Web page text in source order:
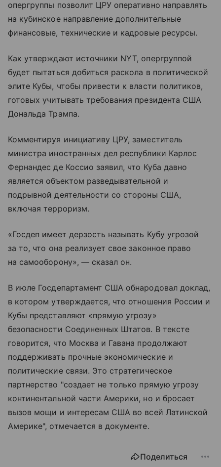
опергруппы позволит ЦРУ оперативно направлять
на кубинское направление дополнительные
финансовые, технические и кадровые ресурсы.
Как утверждают источники NYT, опергруппой
будет пытаться добиться раскола в политической
элите Кубы, чтобы привести к власти политиков,
готовых учитывать требования президента США
Дональда Трампа.
Комментируя инициативу ЦРУ, заместитель
министра иностранных дел республики Карлос
Фернандес де Коссио заявил, что Куба давно
является объектом разведывательной и
подрывной деятельности со стороны США,
включая терроризм.
«Госдеп имеет дерзость называть Кубу угрозой
за то, что она реализует свое законное право
на самооборону», — сказал он.
В июле Госдепартамент США обнародовал доклад,
в котором утверждается, что отношения России и
Кубы представляют «прямую угрозу»
безопасности Соединенных Штатов. В тексте
говорится, что Москва и Гавана продолжают
поддерживать прочные экономические и
политические связи. Это стратегическое
партнерство "создает не только прямую угрозу
континентальной части Америки, но и бросает
вызов мощи и интересам США во всей Латинской
Америке", отмечается в документе.
Поделиться